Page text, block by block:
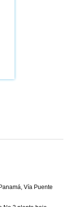
Vía Puente